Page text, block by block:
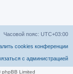
Часовой пояс: UTC+03:00
cookies конференции
с администрацией
Limited